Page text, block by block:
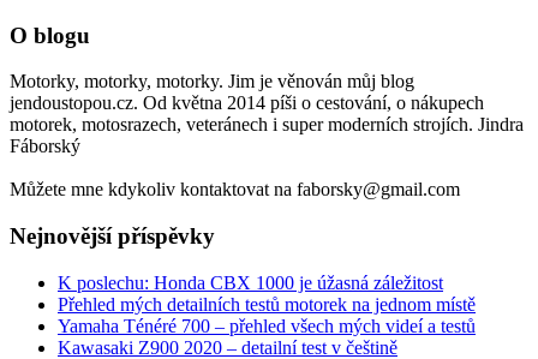
O blogu
Motorky, motorky, motorky. Jim je věnován můj blog
jendoustopou.cz. Od května 2014 píši o cestování, o nákupech
motorek, motosrazech, veteránech i super moderních strojích. Jindra
Fáborský
Můžete mne kdykoliv kontaktovat na faborsky@gmail.com
Nejnovější příspěvky
K poslechu: Honda CBX 1000 je úžasná záležitost
Přehled mých detailních testů motorek na jednom místě
Yamaha Ténéré 700 – přehled všech mých videí a testů
Kawasaki Z900 2020 – detailní test v češtině